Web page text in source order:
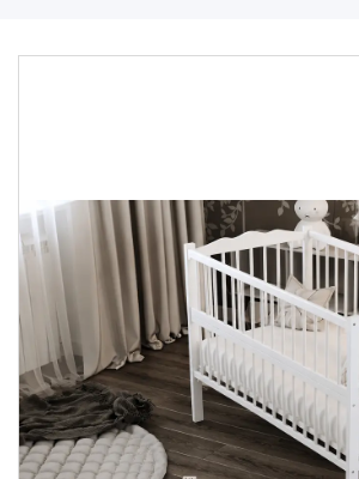
Дитячі візочки
Меблі дитячі
Дитячий транспорт
Іграшки
Засоби особистої гігієни
Дитяче харчування
Одяг дитячий
Переноски для дітей
Дитяча безпека